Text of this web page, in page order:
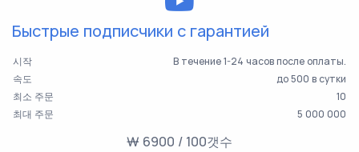
Быстрые подписчики с гарантией
시작
В течение 1-24 часов после оплаты.
속도
до 500 в сутки
최소 주문
10
최대 주문
5 000 000
₩ 6900 / 100갯수